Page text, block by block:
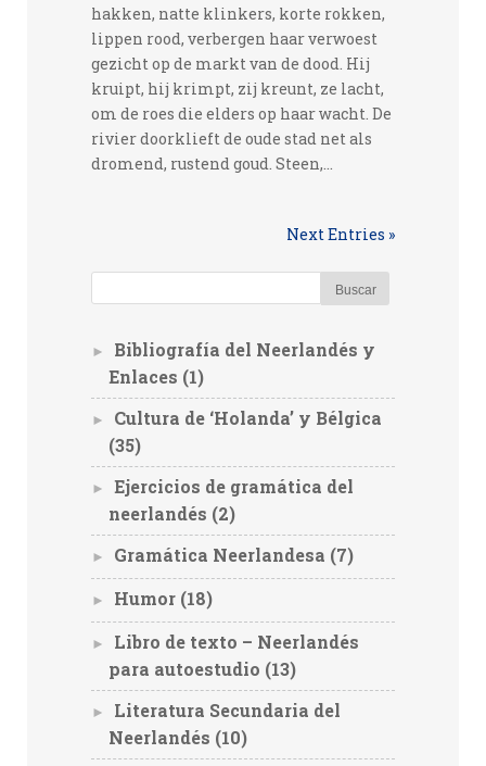
hakken, natte klinkers, korte rokken,
lippen rood, verbergen haar verwoest
gezicht op de markt van de dood. Hij
kruipt, hij krimpt, zij kreunt, ze lacht,
om de roes die elders op haar wacht. De
rivier doorklieft de oude stad net als
dromend, rustend goud. Steen,...
Next Entries »
►
Bibliografía del Neerlandés y
Enlaces (1)
►
Cultura de ‘Holanda’ y Bélgica
(35)
►
Ejercicios de gramática del
neerlandés (2)
► Gramática Neerlandesa (7)
► Humor (18)
►
Libro de texto – Neerlandés
para autoestudio (13)
►
Literatura Secundaria del
Neerlandés (10)